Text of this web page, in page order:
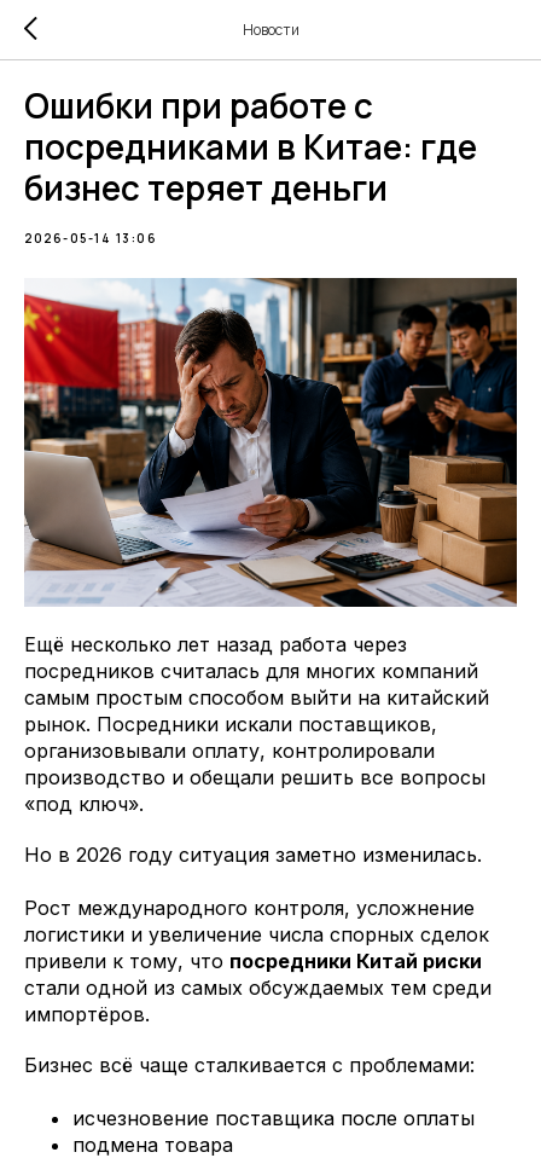
Новости
Ошибки при работе с
посредниками в Китае: где
бизнес теряет деньги
2026-05-14 13:06
Ещё несколько лет назад работа через
посредников считалась для многих компаний
самым простым способом выйти на китайский
рынок. Посредники искали поставщиков,
организовывали оплату, контролировали
производство и обещали решить все вопросы
«под ключ».
Но в 2026 году ситуация заметно изменилась.
Рост международного контроля, усложнение
логистики и увеличение числа спорных сделок
привели к тому, что посредники Китай риски
стали одной из самых обсуждаемых тем среди
импортёров.
Бизнес всё чаще сталкивается с проблемами:
исчезновение поставщика после оплаты
подмена товара